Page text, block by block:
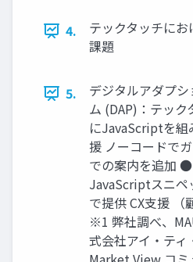
4.
テックタッチに
課題
5.
デジタルアダプ
ム (DAP)：テッ
にJavaScriptを組
援 ノーコードで
での案内を追加 ●
JavaScriptスニペ
で提供 CX支援
※1 弊社調べ、
式会社アイ・ティ